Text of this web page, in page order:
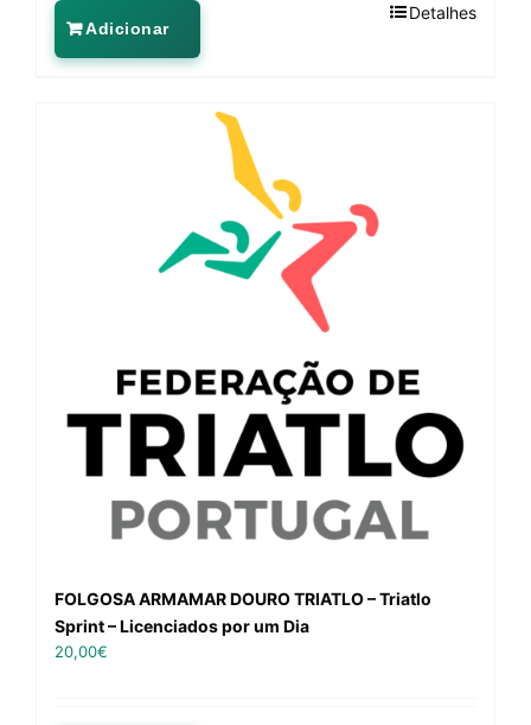
Adicionar
Detalhes
FOLGOSA ARMAMAR DOURO TRIATLO – Triatlo
Sprint – Licenciados por um Dia
20,00€